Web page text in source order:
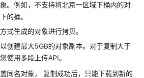
。例如，不支持将北京一区域下桶内的对
的桶。
式生成的对象进行拷贝。
创建最大5GB的对象副本。对于复制大于
使用多段上传API。
同名对象， 复制成功后，只能下载到新的